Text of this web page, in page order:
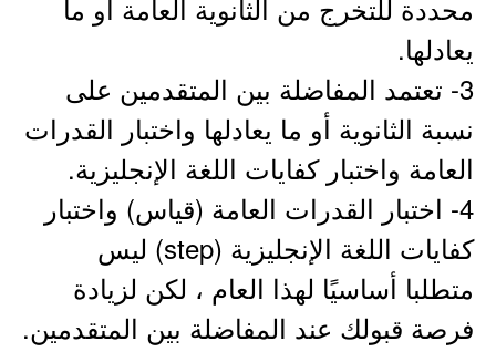
محددة للتخرج من الثانوية العامة أو ما
يعادلها.
3- تعتمد المفاضلة بين المتقدمين على
نسبة الثانوية أو ما يعادلها واختبار القدرات
العامة واختبار كفايات اللغة الإنجليزية.
4- اختبار القدرات العامة (قياس) واختبار
كفايات اللغة الإنجليزية (step) ليس
متطلبا أساسيًا لهذا العام ، لكن لزيادة
فرصة قبولك عند المفاضلة بين المتقدمين.